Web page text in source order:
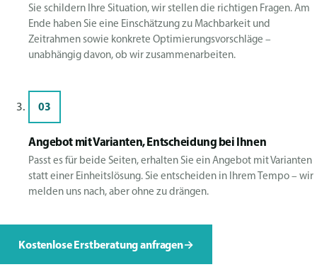
Sie schildern Ihre Situation, wir stellen die richtigen Fragen. Am
Ende haben Sie eine Einschätzung zu Machbarkeit und
Zeitrahmen sowie konkrete Optimierungsvorschläge –
unabhängig davon, ob wir zusammenarbeiten.
03
Angebot mit Varianten, Entscheidung bei Ihnen
Passt es für beide Seiten, erhalten Sie ein Angebot mit Varianten
statt einer Einheitslösung. Sie entscheiden in Ihrem Tempo – wir
melden uns nach, aber ohne zu drängen.
Kostenlose Erstberatung anfragen→